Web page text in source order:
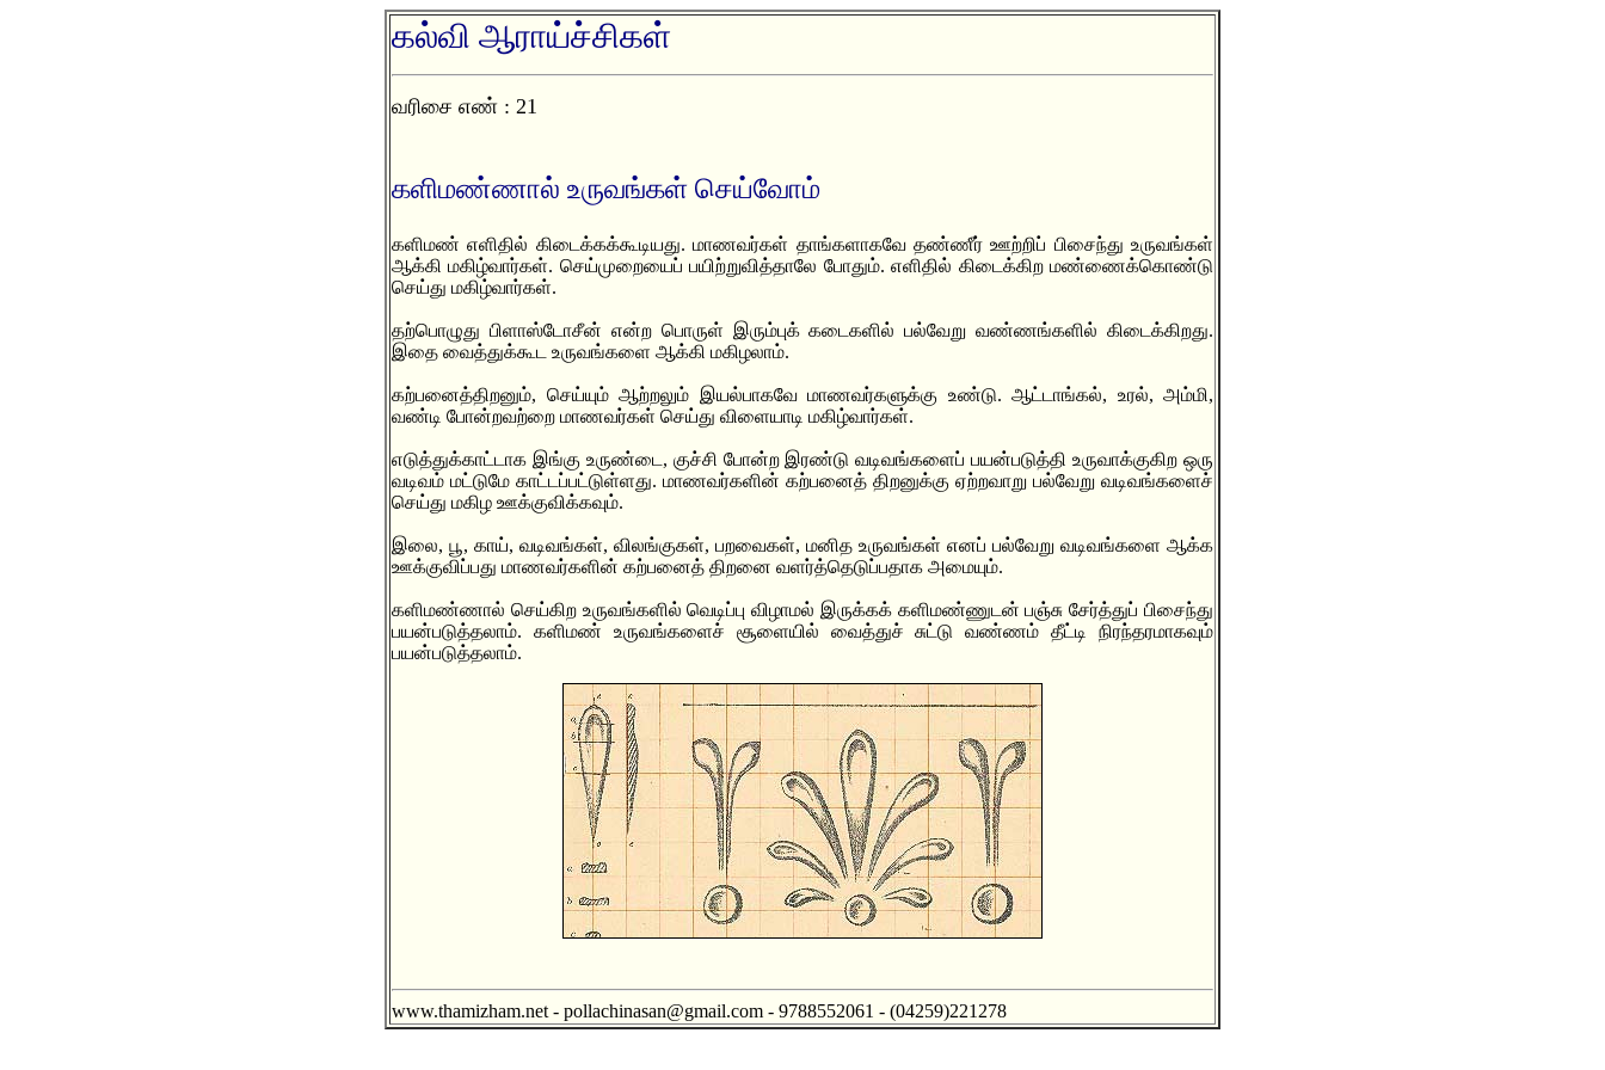
கல்வி ஆராய்ச்சிகள்
வரிசை எண் : 21
களிமண்ணால் உருவங்கள் செய்வோம்
களிமண் எளிதில் கிடைக்கக்கூடியது. மாணவர்கள் தாங்களாகவே தண்ணீர் ஊற்றிப் பிசைந்து உருவங்கள்
ஆக்கி மகிழ்வார்கள். செய்முறையைப் பயிற்றுவித்தாலே போதும். எளிதில் கிடைக்கிற மண்ணைக்கொண்டு
செய்து மகிழ்வார்கள்.
தற்பொழுது பிளாஸ்டோசீன் என்ற பொருள் இரும்புக் கடைகளில் பல்வேறு வண்ணங்களில் கிடைக்கிறது.
இதை வைத்துக்கூட உருவங்களை ஆக்கி மகிழலாம்.
கற்பனைத்திறனும், செய்யும் ஆற்றலும் இயல்பாகவே மாணவர்களுக்கு உண்டு. ஆட்டாங்கல், உரல், அம்மி,
வண்டி போன்றவற்றை மாணவர்கள் செய்து விளையாடி மகிழ்வார்கள்.
எடுத்துக்காட்டாக இங்கு உருண்டை, குச்சி போன்ற இரண்டு வடிவங்களைப் பயன்படுத்தி உருவாக்குகிற ஒரு
வடிவம் மட்டுமே காட்டப்பட்டுள்ளது. மாணவர்களின் கற்பனைத் திறனுக்கு ஏற்றவாறு பல்வேறு வடிவங்களைச்
செய்து மகிழ ஊக்குவிக்கவும்.
இலை, பூ, காய், வடிவங்கள், விலங்குகள், பறவைகள், மனித உருவங்கள் எனப் பல்வேறு வடிவங்களை ஆக்க
ஊக்குவிப்பது மாணவர்களின் கற்பனைத் திறனை வளர்த்தெடுப்பதாக அமையும்.
களிமண்ணால் செய்கிற உருவங்களில் வெடிப்பு விழாமல் இருக்கக் களிமண்ணுடன் பஞ்சு சேர்த்துப் பிசைந்து
பயன்படுத்தலாம். களிமண் உருவங்களைச் சூளையில் வைத்துச் சுட்டு வண்ணம் தீட்டி நிரந்தரமாகவும்
பயன்படுத்தலாம்.
www.thamizham.net - pollachinasan@gmail.com - 9788552061 - (04259)221278